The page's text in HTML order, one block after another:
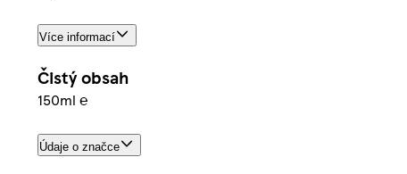
Více informací
Čistý obsah
150ml ℮
Údaje o značce